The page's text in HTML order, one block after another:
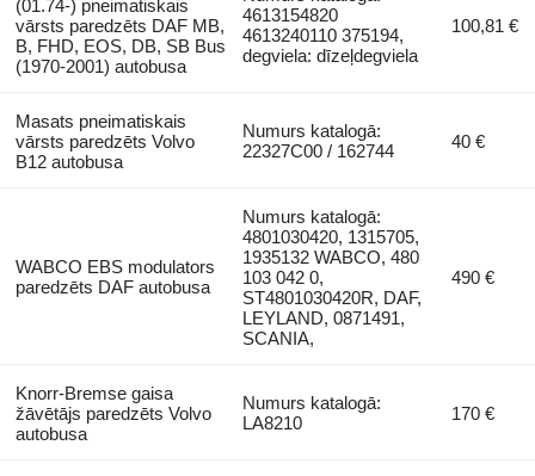
(01.74-) pneimatiskais
vārsts paredzēts DAF MB,
B, FHD, EOS, DB, SB Bus
(1970-2001) autobusa
4613154820
4613240110 375194,
degviela: dīzeļdegviela
100,81 €
Masats pneimatiskais
vārsts paredzēts Volvo
B12 autobusa
Numurs katalogā:
22327C00 / 162744
40 €
WABCO EBS modulators
paredzēts DAF autobusa
Numurs katalogā:
4801030420, 1315705,
1935132 WABCO, 480
103 042 0,
ST4801030420R, DAF,
LEYLAND, 0871491,
SCANIA,
490 €
Knorr-Bremse gaisa
žāvētājs paredzēts Volvo
autobusa
Numurs katalogā:
LA8210
170 €